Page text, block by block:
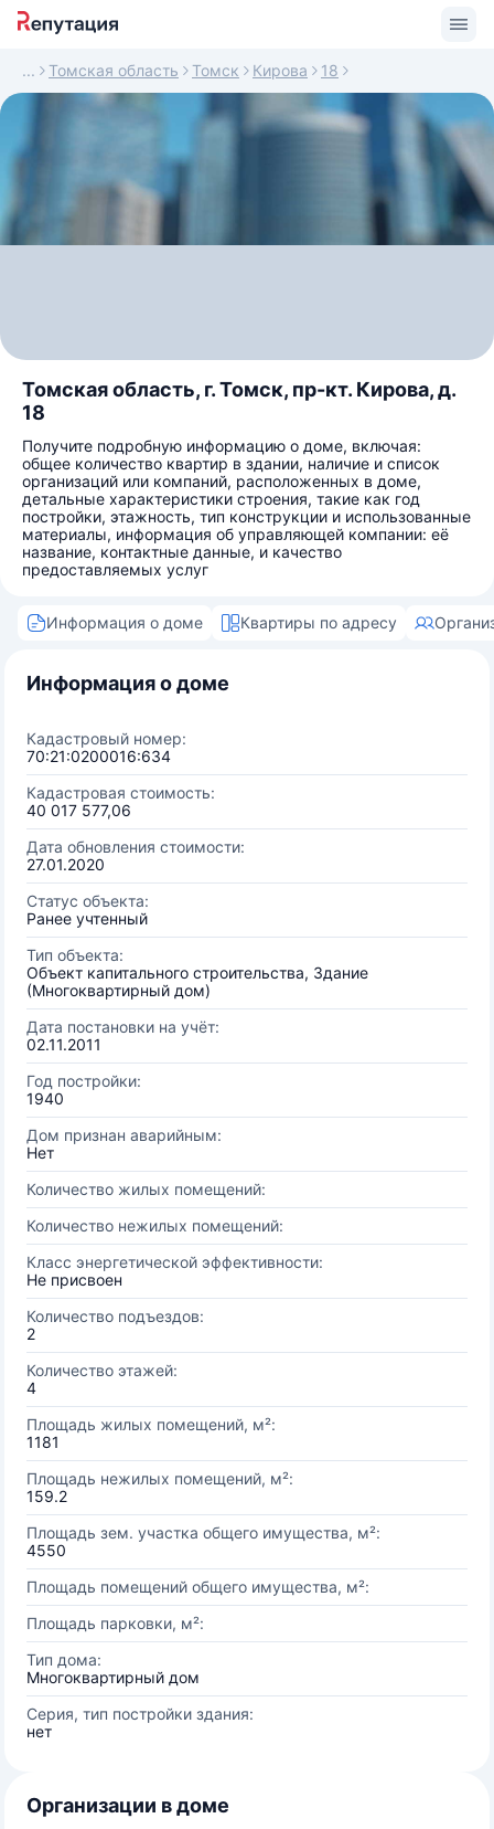
Томская область Томск Кирова 18
Томская область, г. Томск, пр-кт. Кирова, д.
18
Получите подробную информацию о доме, включая:
общее количество квартир в здании, наличие и список
организаций или компаний, расположенных в доме,
детальные характеристики строения, такие как год
постройки, этажность, тип конструкции и использованные
материалы, информация об управляющей компании: её
название, контактные данные, и качество
предоставляемых услуг
Информация о доме Квартиры по адресу
Информация о доме
Кадастровый номер:
70:21:0200016:634
Кадастровая стоимость:
40 017 577,06
Дата обновления стоимости:
27.01.2020
Статус объекта:
Ранее учтенный
Тип объекта:
Объект капитального строительства, Здание
(Многоквартирный дом)
Дата постановки на учёт:
02.11.2011
Год постройки:
1940
Дом признан аварийным:
Нет
Количество жилых помещений:
Количество нежилых помещений:
Класс энергетической эффективности:
Не присвоен
Количество подъездов:
2
Количество этажей:
4
Площадь жилых помещений, м²:
1181
Площадь нежилых помещений, м²:
159.2
Площадь зем. участка общего имущества, м²:
4550
Площадь помещений общего имущества, м²:
Площадь парковки, м²:
Тип дома:
Многоквартирный дом
Серия, тип постройки здания:
нет
Организации в доме